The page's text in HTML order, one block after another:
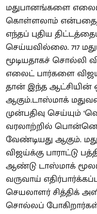
மதுபானங்களை
கொள்ளலாம் என்பதைத்
எந்தப் புதிய
செய்யவில்லை. 717
மூடியதாகச் சொல்லி
எலைட் பார்களை விஜய்
தான் இந்த ஆட்சியின்
ஆகும்.டாஸ்மாக்
முன்பதிவு செய்யும்
வரலாற்றில்
வேண்டியது ஆகும்.
விஜய்க்கு பாராட்டு
ஆண்டு டாஸ்மாக்
வருவாய்
செயலாளர் சித்திக்
சொல்லப்